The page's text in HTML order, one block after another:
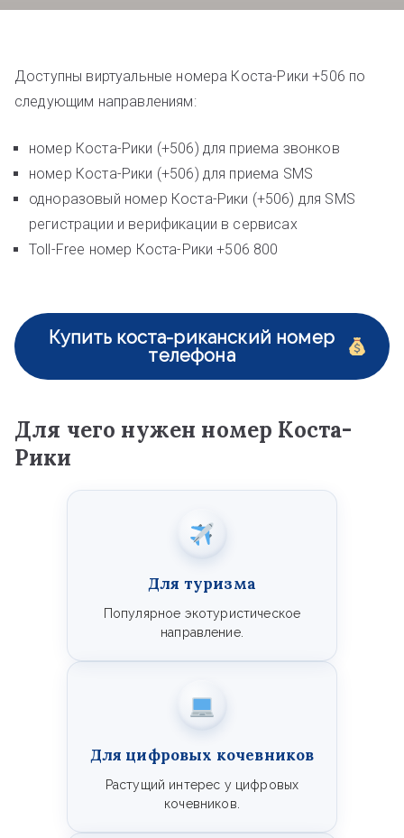
Доступны виртуальные номера Коста-Рики +506 по
следующим направлениям:
номер Коста-Рики (+506) для приема звонков
номер Коста-Рики (+506) для приема SMS
одноразовый номер Коста-Рики (+506) для SMS
регистрации и верификации в сервисах
Toll-Free номер Коста-Рики +506 800
Купить коста-риканский номер
телефона
Для чего нужен номер Коста-
Рики
Для туризма
Популярное экотуристическое
направление.
Для цифровых кочевников
Растущий интерес у цифровых
кочевников.